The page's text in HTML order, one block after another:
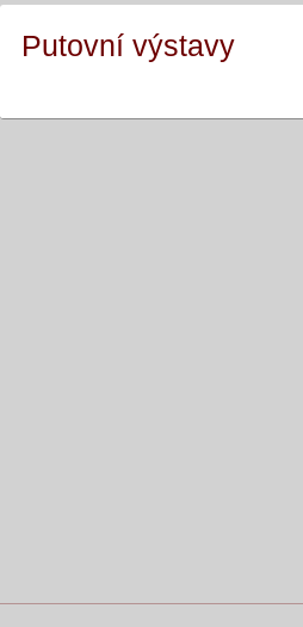
Putovní výstavy